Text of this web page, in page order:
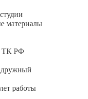
материалы
ТК РФ
дружный
работы